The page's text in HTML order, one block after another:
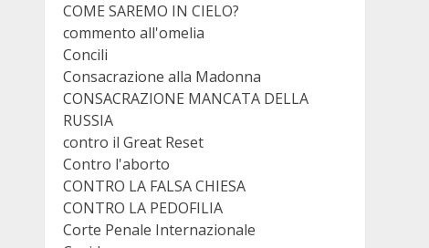
COME SAREMO IN CIELO?
commento all'omelia
Concili
Consacrazione alla Madonna
CONSACRAZIONE MANCATA DELLA
RUSSIA
contro il Great Reset
Contro l'aborto
CONTRO LA FALSA CHIESA
CONTRO LA PEDOFILIA
Corte Penale Internazionale